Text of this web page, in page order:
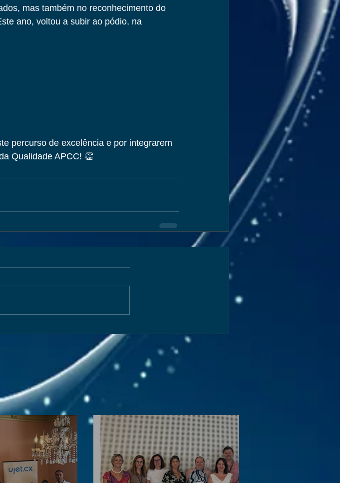
mas também no reconhecimento do
ano, voltou a subir ao pódio, na
percurso de excelência e por integrarem
Qualidade APCC! 👏